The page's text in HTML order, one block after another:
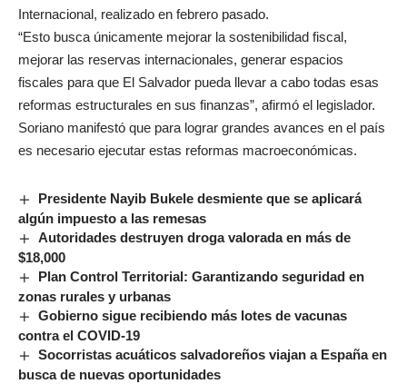
Internacional, realizado en febrero pasado.
“Esto busca únicamente mejorar la sostenibilidad fiscal,
mejorar las reservas internacionales, generar espacios
fiscales para que El Salvador pueda llevar a cabo todas esas
reformas estructurales en sus finanzas”, afirmó el legislador.
Soriano manifestó que para lograr grandes avances en el país
es necesario ejecutar estas reformas macroeconómicas.
Presidente Nayib Bukele desmiente que se aplicará
algún impuesto a las remesas
Autoridades destruyen droga valorada en más de
$18,000
Plan Control Territorial: Garantizando seguridad en
zonas rurales y urbanas
Gobierno sigue recibiendo más lotes de vacunas
contra el COVID-19
Socorristas acuáticos salvadoreños viajan a España en
busca de nuevas oportunidades